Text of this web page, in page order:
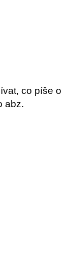
co píše o
abz.